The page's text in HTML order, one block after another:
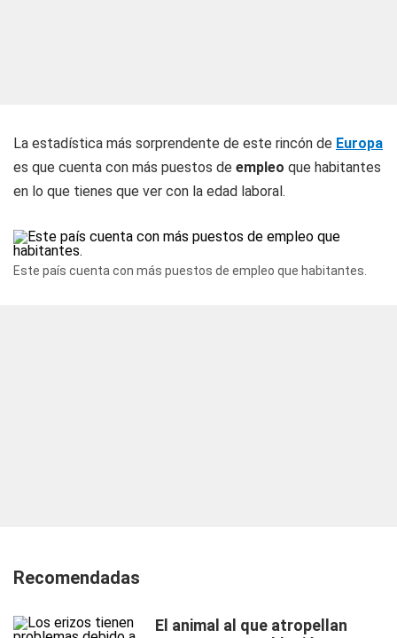
La estadística más sorprendente de este rincón de Europa
es que cuenta con más puestos de empleo que habitantes
en lo que tienes que ver con la edad laboral.
Este país cuenta con más puestos de empleo que habitantes.
Recomendadas
El animal al que atropellan